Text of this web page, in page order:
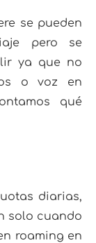
se pueden
pero se
ya que no
o voz en
qué
diarias,
solo cuando
roaming en